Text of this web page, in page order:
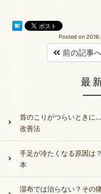
Posted on
前の記事
最
首のこりがつらいときに
改善法
手足が冷たくなる原因は
本
湿布では治らない？その